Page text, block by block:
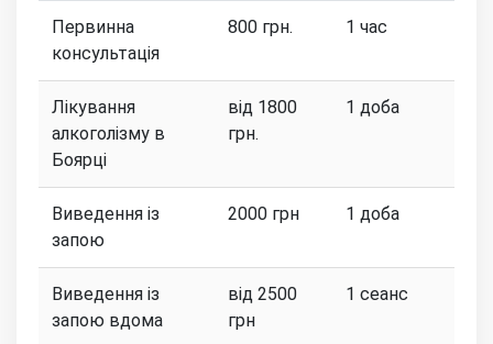
Первинна
консультація
800 грн. 1 час
Лікування
алкоголізму в
Боярці
від 1800
грн.
1 доба
Виведення із
запою
2000 грн 1 доба
Виведення із
запою вдома
від 2500
грн
1 сеанс